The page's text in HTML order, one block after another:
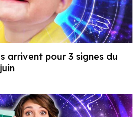
arrivent pour 3 signes du